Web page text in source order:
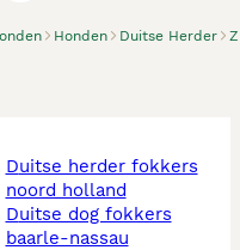
Honden Duitse Herder
duitse herder fokkers
noord holland
duitse dog fokkers
baarle-nassau